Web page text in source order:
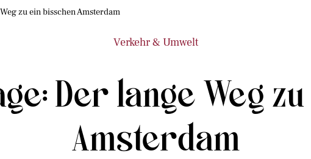
zu ein bisschen Amsterdam
Verkehr & Umwelt
Der lange Weg
Amsterdam